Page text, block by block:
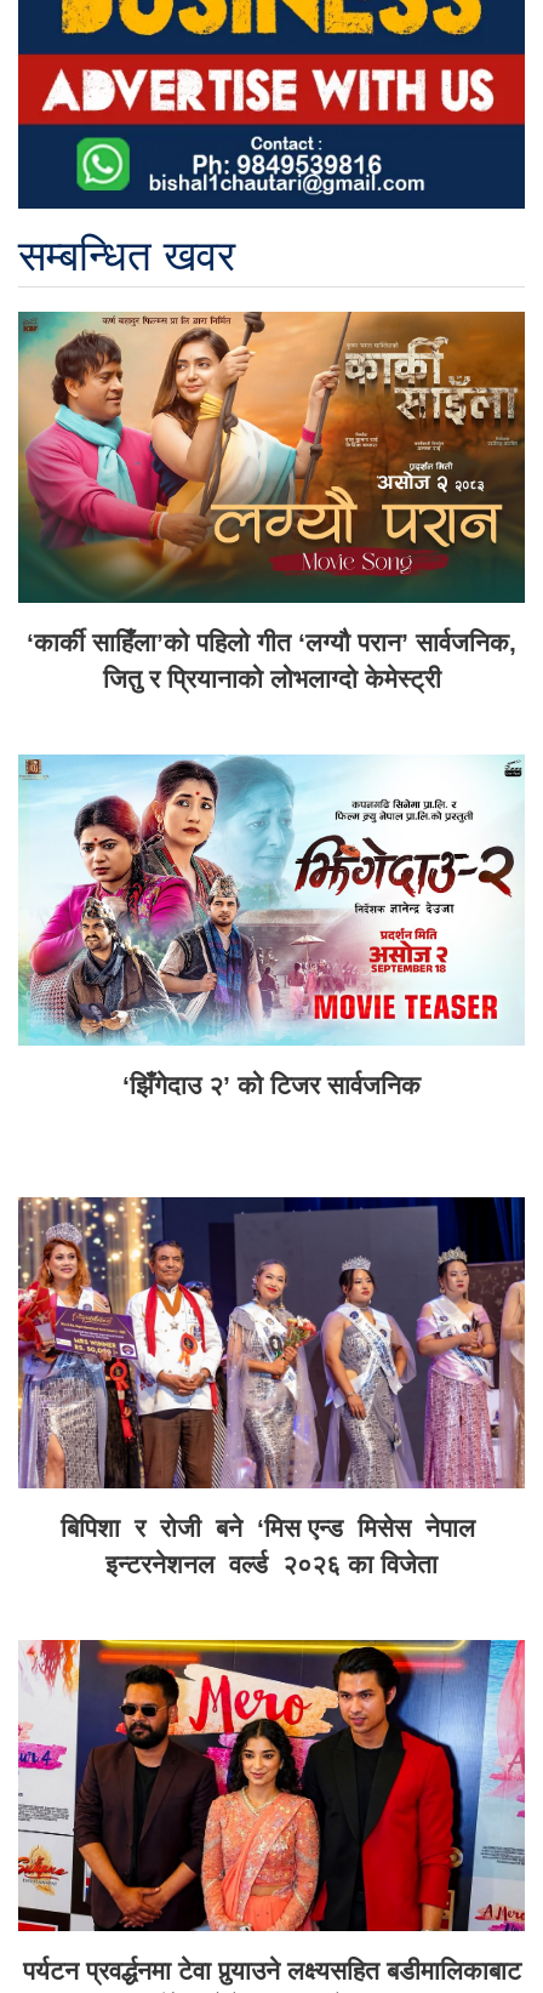
सम्बन्धित खवर
‘कार्की साहिँला’को पहिलो गीत ‘लग्यौ परान’ सार्वजनिक,
जितु र प्रियानाको लोभलाग्दो केमेस्ट्री
‘झिँगेदाउ २’ को टिजर सार्वजनिक
बिपिशा र रोजी बने ‘मिस एन्ड मिसेस नेपाल
इन्टरनेशनल वर्ल्ड २०२६ का विजेता
पर्यटन प्रवर्द्धनमा टेवा पुर्‍याउने लक्ष्यसहित बडीमालिकाबाट